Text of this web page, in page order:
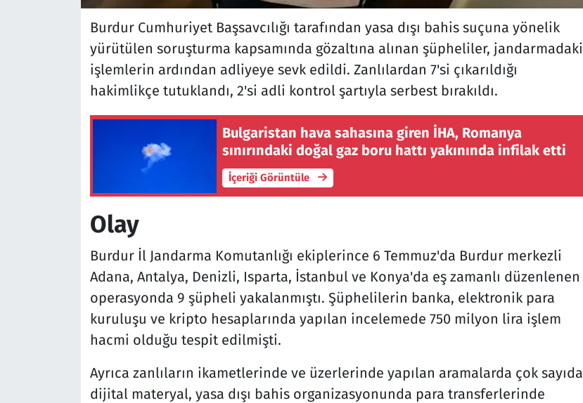
Burdur Cumhuriyet Başsavcılığı tarafından yasa dışı bahis suçuna yönelik
yürütülen soruşturma kapsamında gözaltına alınan şüpheliler, jandarmadaki
işlemlerin ardından adliyeye sevk edildi. Zanlılardan 7'si çıkarıldığı
hakimlikçe tutuklandı, 2'si adli kontrol şartıyla serbest bırakıldı.
Bulgaristan hava sahasına giren İHA, Romanya
sınırındaki doğal gaz boru hattı yakınında infilak etti
İçeriği Görüntüle
Olay
Burdur İl Jandarma Komutanlığı ekiplerince 6 Temmuz'da Burdur merkezli
Adana, Antalya, Denizli, Isparta, İstanbul ve Konya'da eş zamanlı düzenlenen
operasyonda 9 şüpheli yakalanmıştı. Şüphelilerin banka, elektronik para
kuruluşu ve kripto hesaplarında yapılan incelemede 750 milyon lira işlem
hacmi olduğu tespit edilmişti.
Ayrıca zanlıların ikametlerinde ve üzerlerinde yapılan aramalarda çok sayıda
dijital materyal, yasa dışı bahis organizasyonunda para transferlerinde